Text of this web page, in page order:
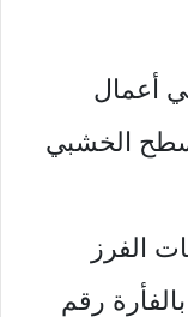
أعمال
الخشبي
الفرز
رقم